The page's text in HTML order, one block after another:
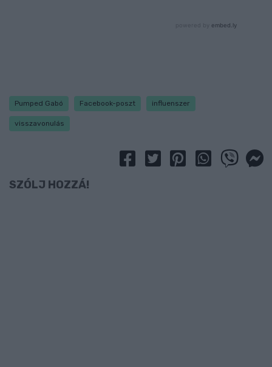
Pumped Gabó Facebook-poszt influenszer
visszavonulás
SZÓLJ HOZZÁ!